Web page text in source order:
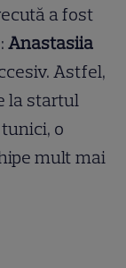
a fost
Anastasiia
Astfel,
la startul
o
mult mai